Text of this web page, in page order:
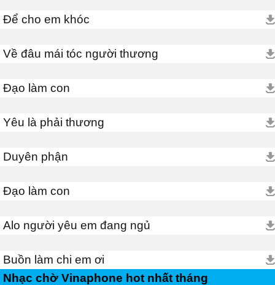
Để cho em khóc
Về đâu mái tóc người thương
Đạo làm con
Yêu là phải thương
Duyên phận
Đạo làm con
Alo người yêu em đang ngủ
Buồn làm chi em ơi
Nhạc chờ Vinaphone hot nhất tháng